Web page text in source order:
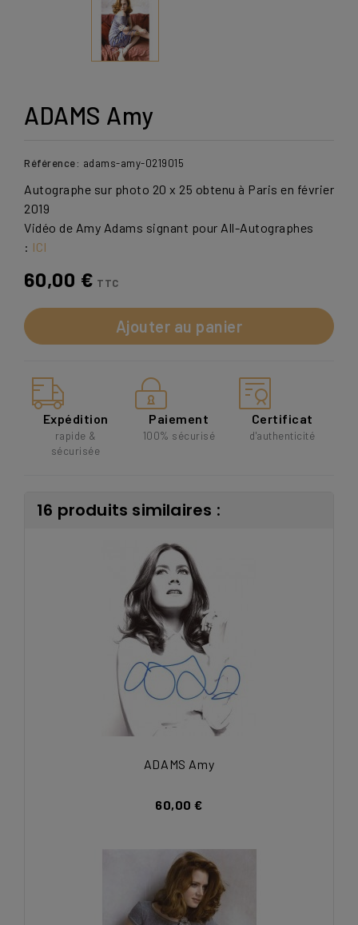
ADAMS Amy
Référence: adams-amy-0219015
Autographe sur photo 20 x 25 obtenu à Paris en février
2019
Vidéo de Amy Adams signant pour All-Autographes
: ICI
60,00 € TTC
Ajouter au panier
Expédition
rapide &
sécurisée
Paiement
100% sécurisé
Certificat
d'authenticité
16 produits similaires :
ADAMS Amy
60,00 €